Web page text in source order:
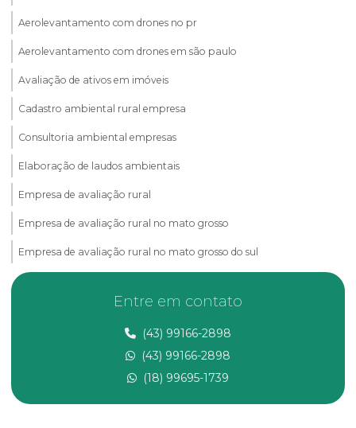
Aerolevantamento com drones no pr
Aerolevantamento com drones em são paulo
Avaliação de ativos em imóveis
Cadastro ambiental rural empresa
Consultoria ambiental empresas
Elaboração de laudos ambientais
Empresa de avaliação rural
Empresa de avaliação rural no mato grosso
Empresa de avaliação rural no mato grosso do sul
Empresa de consultoria ambiental
Empresa de georreferenciamento
Entre em contato
(43) 99166-2898
(43) 99166-2898
(18) 99695-1739